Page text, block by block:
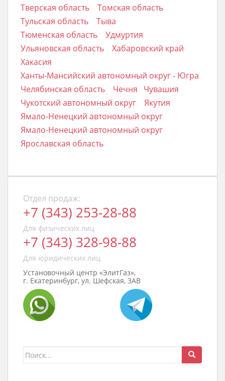
Тверская область
Томская область
Тульская область
Тыва
Тюменская область
Удмуртия
Ульяновская область
Хабаровский край
Хакасия
Ханты-Мансийский автономный округ - Югра
Челябинская область
Чечня
Чувашия
Чукотский автономный округ
Якутия
Ямало-Ненецкий автономный округ
Ямало-Ненецкий автономный округ
Ярославская область
Отдел продаж:
+7 (343) 253-28-88
Для физических лиц
+7 (343) 328-98-88
Для юридических лиц
Установочный центр «ЭлитГаз»,
г. Екатеринбург, ул. Шефская, 3АВ
Поиск